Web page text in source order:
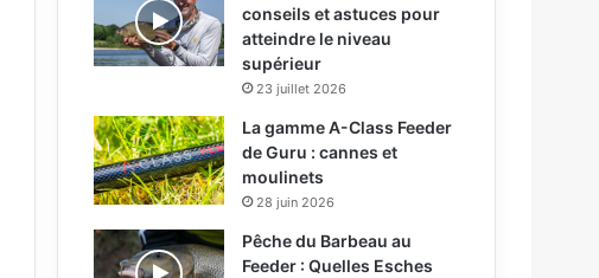
conseils et astuces pour
atteindre le niveau
supérieur
23 juillet 2026
La gamme A-Class Feeder
de Guru : cannes et
moulinets
28 juin 2026
Pêche du Barbeau au
Feeder : Quelles Esches